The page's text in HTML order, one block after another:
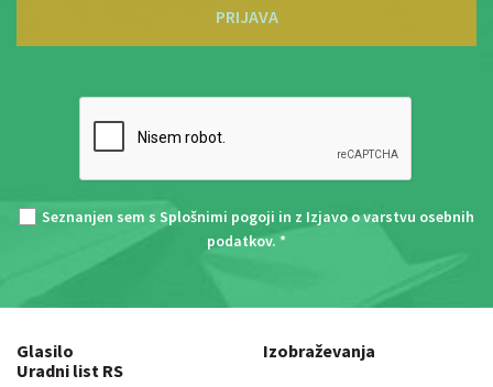
PRIJAVA
Seznanjen sem s Splošnimi pogoji in z Izjavo o varstvu osebnih
podatkov. *
Glasilo
Uradni list RS
Izobraževanja